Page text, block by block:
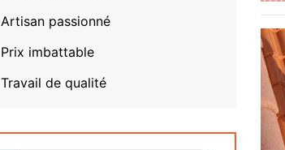
Artisan passionné
Prix imbattable
Travail de qualité